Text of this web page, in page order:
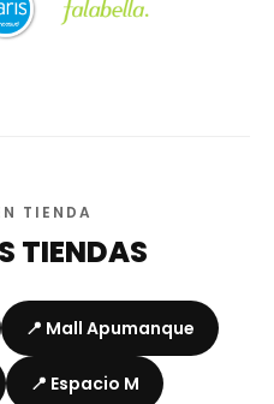
TIENDA
TIENDAS
📍 Mall Apumanque
📍 Espacio M